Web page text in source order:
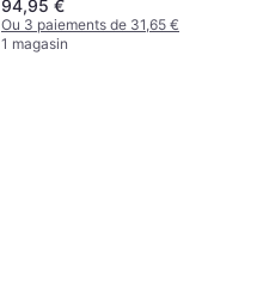
94,95 €
Ou 3 paiements de 31,65 €
1 magasin